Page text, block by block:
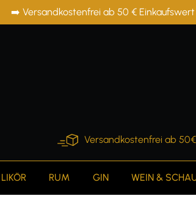
➡️ Versandkostenfrei ab 50 €
Versandkostenfrei ab 50€
LIKÖR RUM GIN WEIN &